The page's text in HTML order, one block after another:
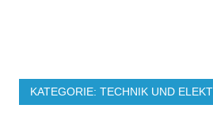
KATEGORIE: TECHNIK UND